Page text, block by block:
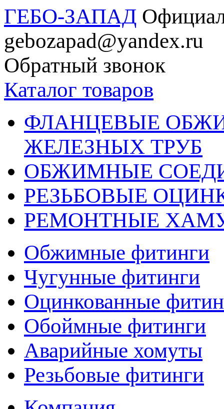
ГЕБО-ЗАПАД
gebozapad@yandex.ru
Обратный звонок
Каталог товаров
ФЛАНЦЕВЫЕ
ЖЕЛЕЗНЫХ ТРУБ
ОБЖИМНЫЕ
РЕЗЬБОВЫЕ
РЕМОНТНЫЕ
Обжимные фитинги
Чугунные фитинги
Оцинкованные
Обоймные фитинги
Аварийные хомуты
Резьбовые фитинги